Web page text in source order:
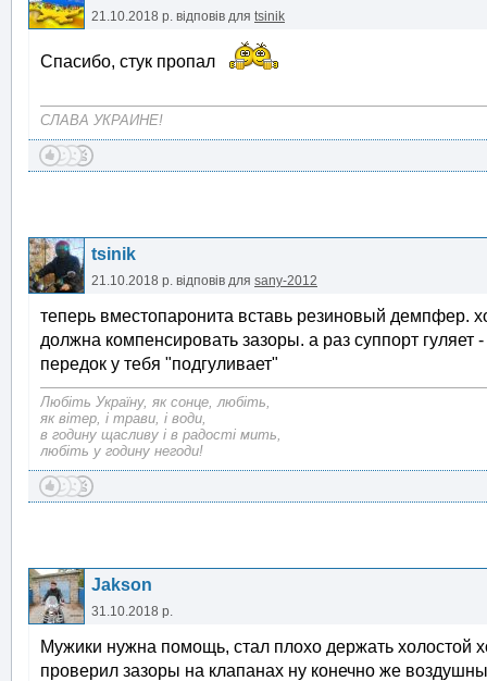
21.10.2018 р. відповів для tsinik
Спасибо, стук пропал
СЛАВА УКРАИНЕ!
tsinik
21.10.2018 р. відповів для sany-2012
теперь вместопаронита вставь резиновый демпфер.
должна компенсировать зазоры. а раз суппорт гуляет
передок у тебя "подгуливает"
Любіть Україну, як сонце, любіть,
як вітер, і трави, і води,
в годину щасливу і в радості мить,
любіть у годину негоди!
Jakson
31.10.2018 р.
Мужики нужна помощь, стал плохо держать холостой
проверил зазоры на клапанах ну конечно же